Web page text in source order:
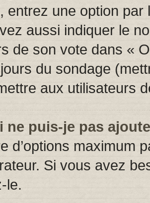
entrez une option
aussi indiquer le
de son vote dans «
du sondage
aux utilisateurs
ne puis-je pas
d’options maximum
Si vous avez
le.